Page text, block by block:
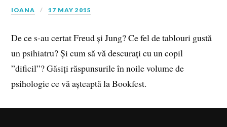
IOANA 17 MAY 2015
De ce s-au certat Freud și Jung? Ce fel de tablouri gustă
un psihiatru? Și cum să vă descurați cu un copil
”dificil”? Găsiți răspunsurile în noile volume de
psihologie ce vă așteaptă la Bookfest.